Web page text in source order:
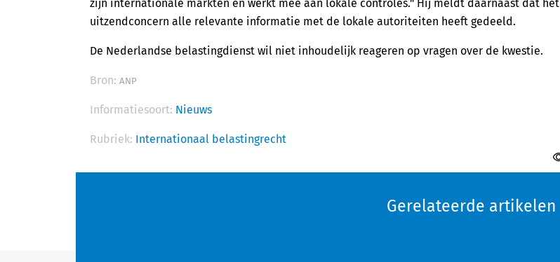
zijn internationale markten en werkt mee aan lokale controles." Hij meldt daarnaast dat het
uitzendconcern alle relevante informatie met de lokale autoriteiten heeft gedeeld.
De Nederlandse belastingdienst wil niet inhoudelijk reageren op vragen over de kwestie.
Bron: ANP
Informatiesoort: Nieuws
Rubriek: Internationaal belastingrecht
Gerelateerde artikelen